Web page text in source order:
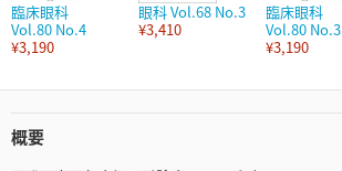
臨床眼科
Vol.80 No.4
¥3,190
眼科 Vol.68 No.3
¥3,410
臨床眼科
Vol.80 No.3
¥3,190
概要